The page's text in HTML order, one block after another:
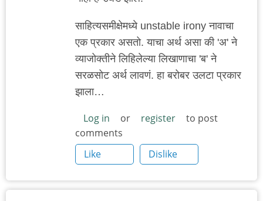
साहित्यसमीक्षेमध्ये unstable irony नावाचा
एक प्रकार असतो. याचा अर्थ असा की 'अ' ने
व्याजोक्तीने लिहिलेल्या लिखाणाचा 'ब' ने
सरळसोट अर्थ लावणं. हा बरोबर उलटा प्रकार
झाला…
Log in or register
to post
comments
Like
Dislike